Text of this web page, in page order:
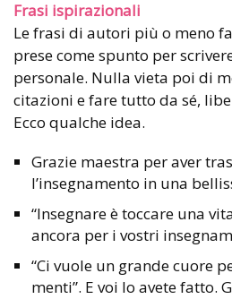
Frasi ispirazionali
Le frasi di autori più o meno
prese come spunto per
personale. Nulla vieta poi di
citazioni e fare tutto da sé,
Ecco qualche idea.
Grazie maestra per aver
l’insegnamento in una
“Insegnare è toccare una
ancora per i vostri
“Ci vuole un grande cuore
menti”. E voi lo avete fatto.